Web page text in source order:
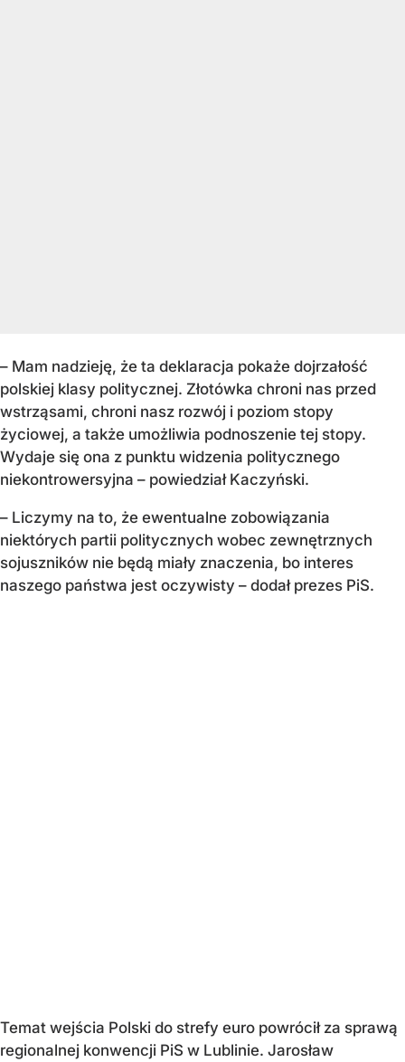
– Mam nadzieję, że ta deklaracja pokaże dojrzałość
polskiej klasy politycznej. Złotówka chroni nas przed
wstrząsami, chroni nasz rozwój i poziom stopy
życiowej, a także umożliwia podnoszenie tej stopy.
Wydaje się ona z punktu widzenia politycznego
niekontrowersyjna – powiedział Kaczyński.
– Liczymy na to, że ewentualne zobowiązania
niektórych partii politycznych wobec zewnętrznych
sojuszników nie będą miały znaczenia, bo interes
naszego państwa jest oczywisty – dodał prezes PiS.
Temat wejścia Polski do strefy euro powrócił za sprawą
regionalnej konwencji PiS w Lublinie. Jarosław